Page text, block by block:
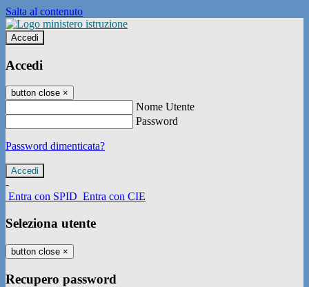
Salta al contenuto
Accedi
Accedi
button close ×
Nome Utente
Password
Password dimenticata?
-
Entra con SPID Entra con CIE
Seleziona utente
button close ×
Recupero password